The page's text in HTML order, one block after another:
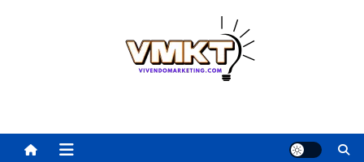
Para Revenda | Vivendo